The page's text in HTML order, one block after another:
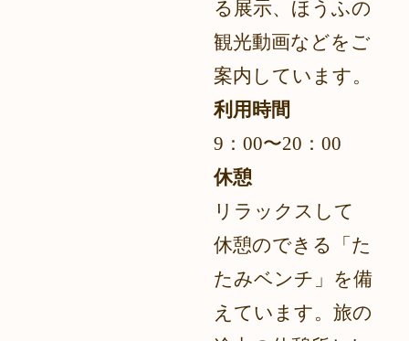
る展示、ほうふの
観光動画などをご
案内しています。
利用時間
9：00〜20：00
休憩
リラックスして
休憩のできる「た
たみベンチ」を備
えています。旅の